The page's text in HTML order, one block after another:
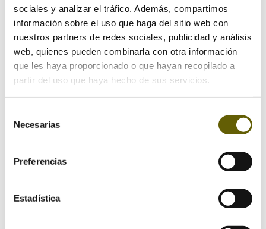
sociales y analizar el tráfico. Además, compartimos
información sobre el uso que haga del sitio web con
nuestros partners de redes sociales, publicidad y análisis
web, quienes pueden combinarla con otra información
que les haya proporcionado o que hayan recopilado a
partir del uso que haya hecho de sus servicios.
Necesarias
Preferencias
Estadística
Enviar comentario
Tu dirección de correo electrónico no será publicada.
Los campos obligatorios están marcados con*